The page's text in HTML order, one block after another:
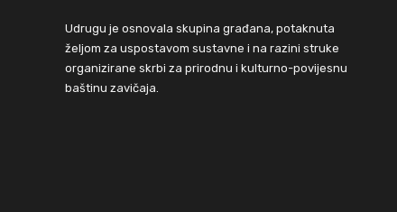
Udrugu je osnovala skupina građana, potaknuta
željom za uspostavom sustavne i na razini struke
organizirane skrbi za prirodnu i kulturno-povijesnu
baštinu zavičaja.